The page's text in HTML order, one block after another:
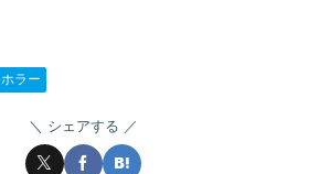
ホラー
シェアする